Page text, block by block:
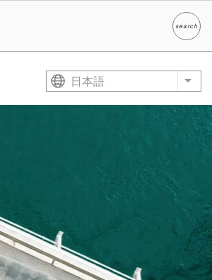
search
検索
日本語 List